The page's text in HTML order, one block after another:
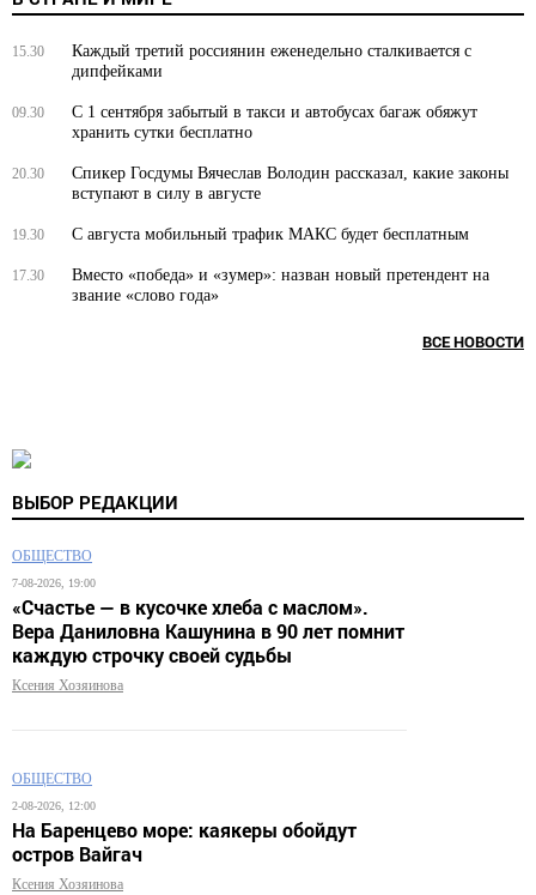
15.30
Каждый третий россиянин еженедельно сталкивается с
дипфейками
09.30
С 1 сентября забытый в такси и автобусах багаж обяжут
хранить сутки бесплатно
20.30
Спикер Госдумы Вячеслав Володин рассказал, какие законы
вступают в силу в августе
19.30 С августа мобильный трафик МАКС будет бесплатным
17.30
Вместо «победа» и «зумер»: назван новый претендент на
звание «слово года»
ВСЕ НОВОСТИ
ВЫБОР РЕДАКЦИИ
ОБЩЕСТВО
7-08-2026, 19:00
«Счастье — в кусочке хлеба с маслом».
Вера Даниловна Кашунина в 90 лет помнит
каждую строчку своей судьбы
Ксения Хозяинова
ОБЩЕСТВО
2-08-2026, 12:00
На Баренцево море: каякеры обойдут
остров Вайгач
Ксения Хозяинова